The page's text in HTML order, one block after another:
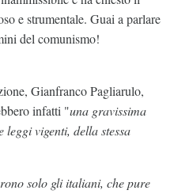
e strumentale. Guai a parlare
del comunismo!
Gianfranco Pagliarulo,
infatti "una gravissima
vigenti, della stessa
solo gli italiani, che pure